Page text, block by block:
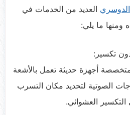
العديد من الخدمات في
ما يلي:
تكسير:
أجهزة حديثة تعمل بالأشعة
الصوتية لتحديد مكان التسرب
العشوائي.